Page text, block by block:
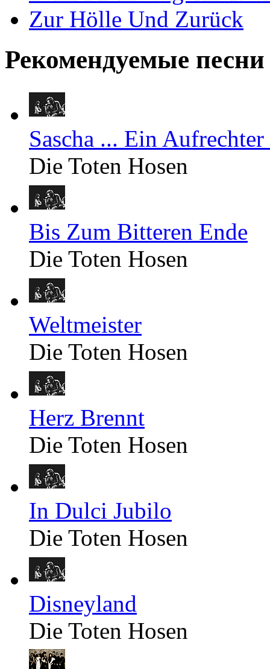
Zur Hölle Und Zurück
Рекомендуемые песни
Sascha ... Ein
Die Toten Hosen
Bis Zum Bitteren Ende
Die Toten Hosen
Weltmeister
Die Toten Hosen
Herz Brennt
Die Toten Hosen
In Dulci Jubilo
Die Toten Hosen
Disneyland
Die Toten Hosen